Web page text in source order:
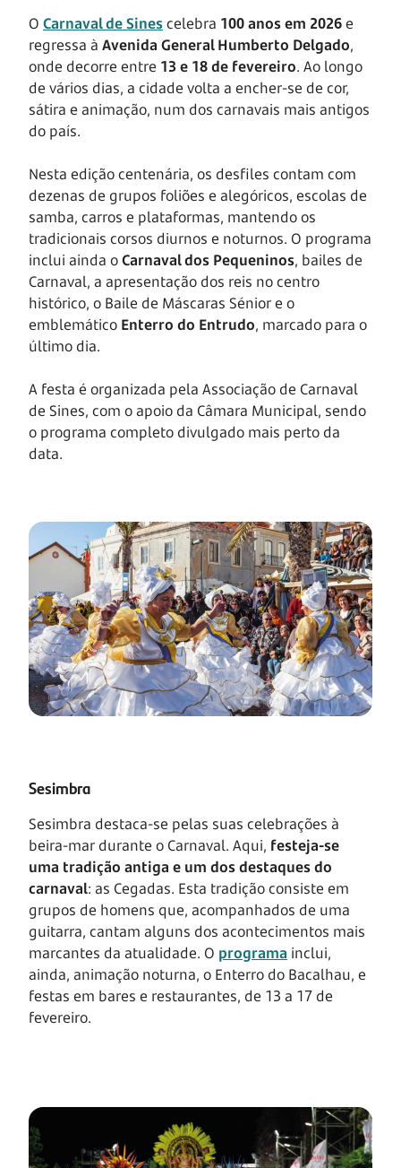
O Carnaval de Sinescelebra 100 anos em 2026e
regressa à Avenida General Humberto Delgado,
onde decorre entre 13 e 18 de fevereiro. Ao longo
de vários dias, a cidade volta a encher-se de cor,
sátira e animação, num dos carnavais mais antigos
do país.
Nesta edição centenária, os desfiles contam com
dezenas de grupos foliões e alegóricos, escolas de
samba, carros e plataformas, mantendo os
tradicionais corsos diurnos e noturnos. O programa
inclui ainda oCarnaval dos Pequeninos, bailes de
Carnaval, a apresentação dos reis no centro
histórico, o Baile de Máscaras Sénior e o
emblemático Enterro do Entrudo, marcado para o
último dia.
A festa é organizada pela Associação de Carnaval
de Sines, com o apoio da Câmara Municipal, sendo
o programa completo divulgado mais perto da
data.
Sesimbra
Sesimbra destaca-se pelas suas celebrações à
beira-mar durante o Carnaval. Aqui, festeja-se
uma tradição antiga e um dos destaques do
carnaval: as Cegadas. Esta tradição consiste em
grupos de homens que, acompanhados de uma
guitarra, cantam alguns dos acontecimentos mais
marcantes da atualidade. O programa inclui,
ainda, animação noturna, o Enterro do Bacalhau, e
festas em bares e restaurantes, de 13 a 17 de
fevereiro.